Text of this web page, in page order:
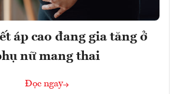
áp cao đang gia tăng ở
nữ mang thai
Đọc ngay